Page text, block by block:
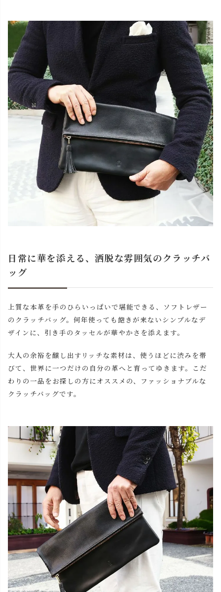
日常に華を添える、洒脱な雰囲気のクラッチバ
ッグ
上質な本革を手のひらいっぱいで堪能できる、ソフトレザー
のクラッチバッグ。何年使っても飽きが来ないシンプルなデ
ザインに、引き手のタッセルが華やかさを添えます。
大人の余裕を醸し出すリッチな素材は、使うほどに渋みを帯
びて、世界に一つだけの自分の革へと育ってゆきます。こだ
わりの一品をお探しの方にオススメの、ファッショナブルな
クラッチバッグです。